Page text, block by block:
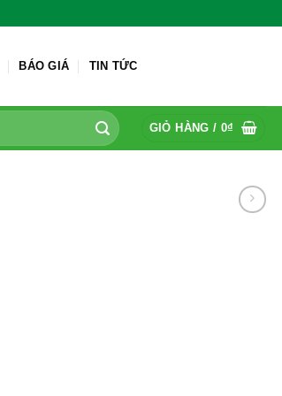
BÁO GIÁ TIN TỨC
GIỎ HÀNG / 0₫